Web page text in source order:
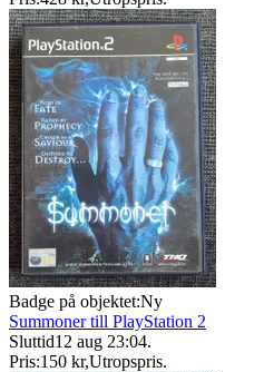
Badge på objektet:Ny
Summoner till PlayStation 2
Sluttid12 aug 23:04.
Pris:150 kr,Utropspris.